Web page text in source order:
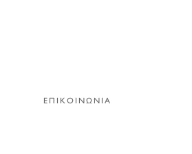
ΕΠΙΚΟΙΝΩΝΙΑ